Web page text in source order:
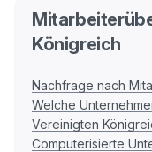
Königreich
Nachfrage nach
Welche
Vereinigten
Computerisierte